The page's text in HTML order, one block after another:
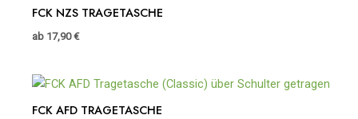
FCK NZS TRAGETASCHE
ab 17,90€
FCK AFD TRAGETASCHE